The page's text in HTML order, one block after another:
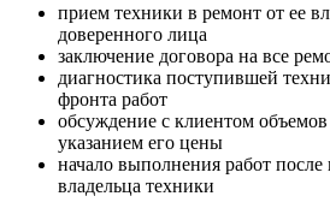
прием техники в ремонт от ее
доверенного лица
заключение договора на все
диагностика поступившей
фронта работ
обсуждение с клиентом
указанием его цены
начало выполнения работ после
владельца техники